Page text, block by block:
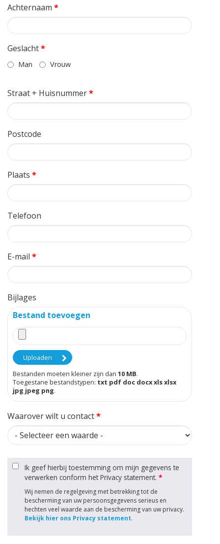
Achternaam *
Geslacht*
Man Vrouw
Straat + Huisnummer*
Postcode
Plaats *
Telefoon
E-mail *
Bijlages
Bestand toevoegen
Bestanden moeten kleiner zijn dan 10 MB.
Toegestane bestandstypen: txt pdf doc docx xls xlsx
jpg jpeg png.
Waarover wilt u contact*
Ik geef hierbij toestemming om mijn gegevens te
verwerken conform het Privacy statement. *
Wij nemen de regelgeving met betrekking tot de
bescherming van uw persoonsgegevens serieus en
hechten veel waarde aan de bescherming van uw privacy.
Bekijk hier ons Privacy statement.